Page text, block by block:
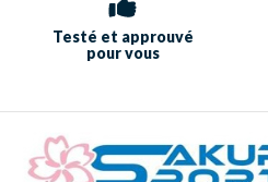
Testé et approuvé
pour vous